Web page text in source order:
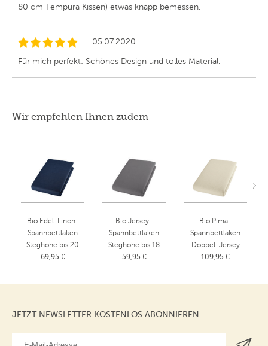
80 cm Tempura Kissen) etwas knapp bemessen.
05.07.2020
Für mich perfekt: Schönes Design und tolles Material.
Wir empfehlen Ihnen zudem
Bio Edel-Linon-
Spannbettlaken
Steghöhe bis 20
cm
69,95 €
Bio Jersey-
Spannbettlaken
Steghöhe bis 18
cm
59,95 €
Bio Pima-
Spannbettlaken
Doppel-Jersey
Premium Steghöhe
109,95 €
JETZT NEWSLETTER KOSTENLOS ABONNIEREN